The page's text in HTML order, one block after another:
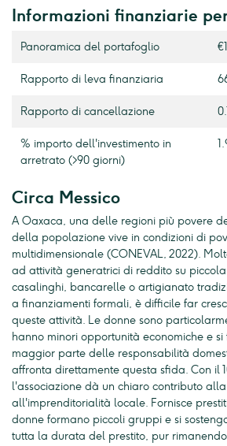
Informazioni finanziarie
Panoramica del portafoglio
Rapporto di leva finanziaria
Rapporto di cancellazione
% importo dell'investimento in
arretrato (>90 giorni)
Circa Messico
A Oaxaca, una delle regioni più povere
della popolazione vive in condizioni di
multidimensionale (CONEVAL, 2022).
ad attività generatrici di reddito su
casalinghi, bancarelle o artigianato
a finanziamenti formali, è difficile far
queste attività. Le donne sono
hanno minori opportunità economiche e
maggior parte delle responsabilità
affronta direttamente questa sfida. Con il
l'associazione dà un chiaro contributo
all'imprenditorialità locale. Fornisce
donne formano piccoli gruppi e si
tutta la durata del prestito, pur